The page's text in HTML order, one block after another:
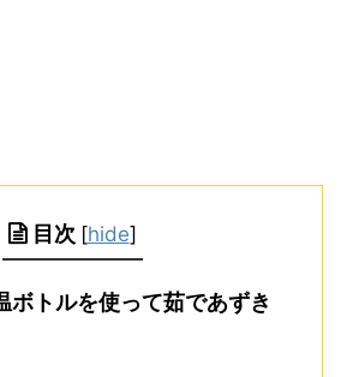
目次 [hide]
ボトルを使って茹であずき